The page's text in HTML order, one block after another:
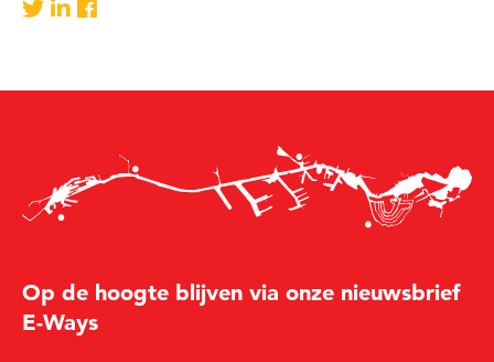
Op de hoogte blijven via onze nieuwsbrief
E-Ways